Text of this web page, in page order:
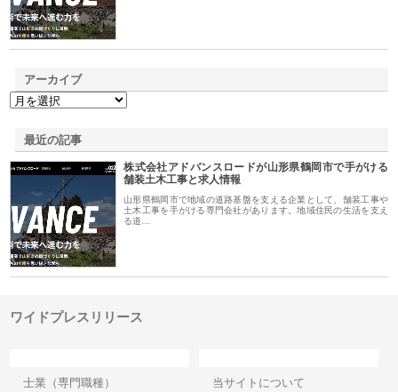
アーカイブ
最近の記事
株式会社アドバンスロードが山形県鶴岡市で手がける
舗装土木工事と求人情報
山形県鶴岡市で地域の道路基盤を支える企業として、舗装工事や
土木工事を手がける専門会社があります。地域住民の生活を支え
る道…
ワイドプレスリリース
士業（専門職種）
当サイトについて